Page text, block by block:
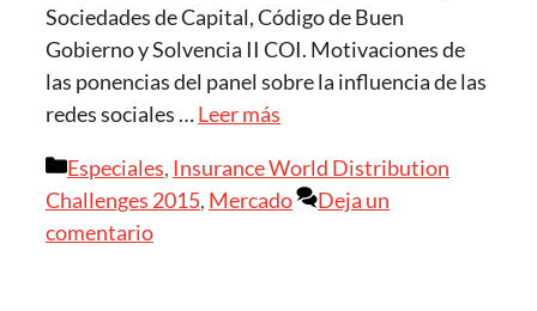
Sociedades de Capital, Código de Buen
Gobierno y Solvencia II COI. Motivaciones de
las ponencias del panel sobre la influencia de las
redes sociales …Leer más
Categorías
Especiales, Insurance World Distribution
Challenges 2015, Mercado
Deja un
comentario